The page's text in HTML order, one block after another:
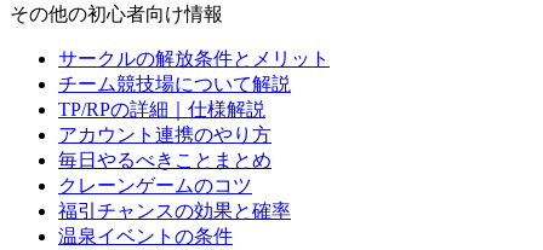
その他の初心者向け情報
サークルの解放条件とメリット
チーム競技場について解説
TP/RPの詳細｜仕様解説
アカウント連携のやり方
毎日やるべきことまとめ
クレーンゲームのコツ
福引チャンスの効果と確率
温泉イベントの条件